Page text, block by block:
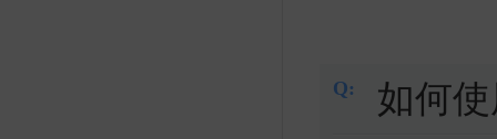
Q: 如何